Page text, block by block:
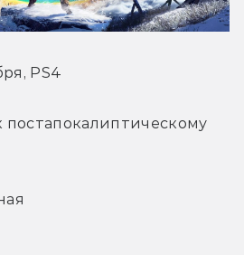
PS4
постапокалиптическому